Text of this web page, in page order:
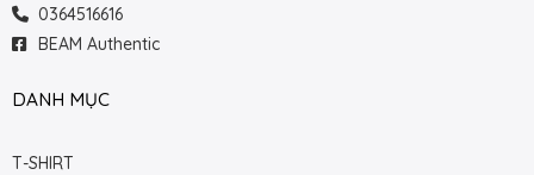
0364516616
BEAM Authentic
DANH MỤC
T-SHIRT